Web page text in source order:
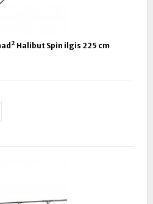
Halibut Spin ilgis 225 cm